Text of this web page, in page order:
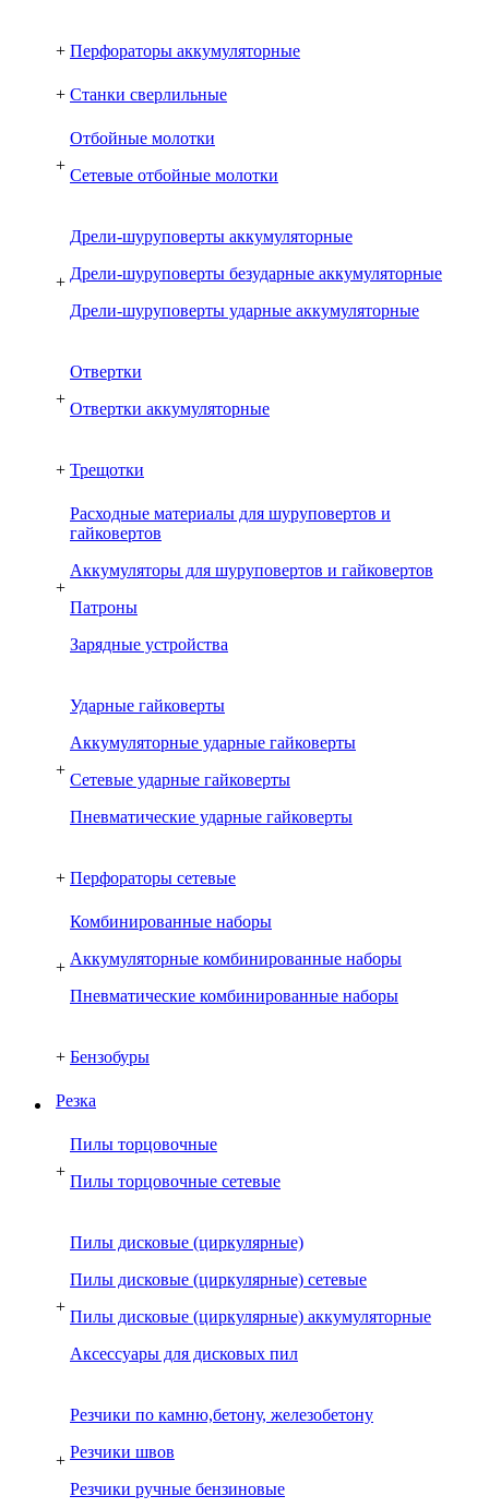
+ Перфораторы аккумуляторные
+ Станки сверлильные
+
Отбойные молотки
Сетевые отбойные молотки
+
Дрели-шуруповерты аккумуляторные
Дрели-шуруповерты безударные аккумуляторные
Дрели-шуруповерты ударные аккумуляторные
+
Отвертки
Отвертки аккумуляторные
+ Трещотки
+
Расходные материалы для шуруповертов и
гайковертов
Аккумуляторы для шуруповертов и гайковертов
Патроны
Зарядные устройства
+
Ударные гайковерты
Аккумуляторные ударные гайковерты
Сетевые ударные гайковерты
Пневматические ударные гайковерты
+ Перфораторы сетевые
+
Комбинированные наборы
Аккумуляторные комбинированные наборы
Пневматические комбинированные наборы
+ Бензобуры
Резка
+
Пилы торцовочные
Пилы торцовочные сетевые
+
Пилы дисковые (циркулярные)
Пилы дисковые (циркулярные) сетевые
Пилы дисковые (циркулярные) аккумуляторные
Аксессуары для дисковых пил
+
Резчики по камню,бетону, железобетону
Резчики швов
Резчики ручные бензиновые